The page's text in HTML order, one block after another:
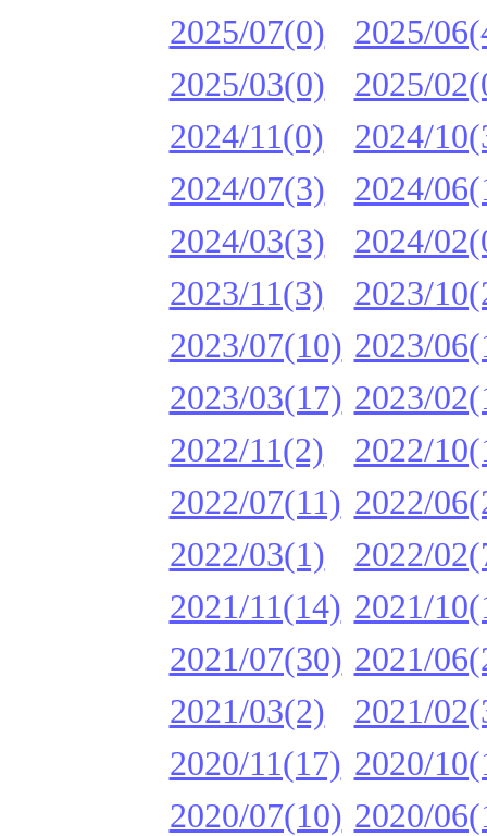
2025/07(0)
2025/
2025/03(0)
2025/
2024/11(0)
2024/
2024/07(3)
2024/
2024/03(3)
2024/
2023/11(3)
2023/
2023/07(10) 2023/
2023/03(17) 2023/
2022/11(2)
2022/
2022/07(11) 2022/
2022/03(1)
2022/
2021/11(14) 2021/
2021/07(30) 2021/
2021/03(2)
2021/
2020/11(17) 2020/
2020/07(10) 2020/